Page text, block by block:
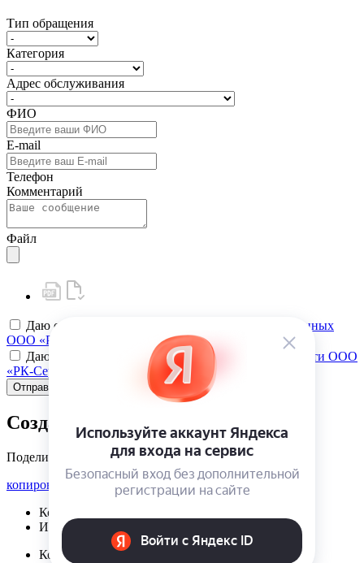
Тип обращения
Категория
Адрес обслуживания
ФИО
E-mail
Телефон
Комментарий
Файл
Даю своё
согласие на обработку персональных данных
ООО «РК-Сервис»
Даю своё
согласие на политику конфиденциальности ООО
«РК-Сервис»
Отправить
Создать карту клиента
Поделиться
копировать ссылку
Корзина | {{ cart.items.value.length }}
Избранное | {{ initData.favoriteProducts.length }}
Корзина | {{ cart.items.value.length }}